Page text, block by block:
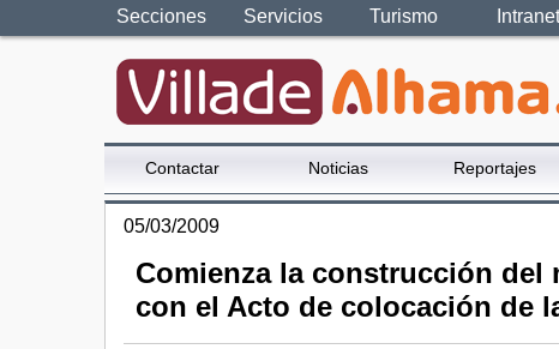
Secciones Servicios Turismo Intranet
Contactar Noticias Reportajes
05/03/2009
Comienza la construcción del
con el Acto de colocación de